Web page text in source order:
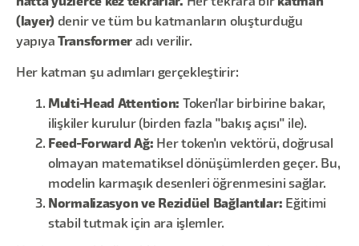
hatta yüzlerce kez tekrarlar. Her tekrara bir katman
(layer) denir ve tüm bu katmanların oluşturduğu
yapıya
Transformeradı verilir.
Her katman şu adımları gerçekleştirir:
Multi-Head Attention: Token'lar birbirine bakar,
ilişkiler kurulur (birden fazla "bakış açısı" ile).
Feed-Forward Ağ: Her token'ın vektörü, doğrusal
olmayan matematiksel dönüşümlerden geçer. Bu,
modelin karmaşık desenleri öğrenmesini sağlar.
Normalizasyon ve Rezidüel Bağlantılar: Eğitimi
stabil tutmak için ara işlemler.